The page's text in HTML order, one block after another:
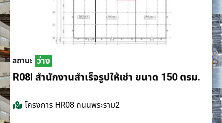
สถานะ ว่าง
R08I สำนักงานสำเร็จรูปให้เช่า ขนาด 150 ตรม.
โครงการ HR08 ถนนพระราม2